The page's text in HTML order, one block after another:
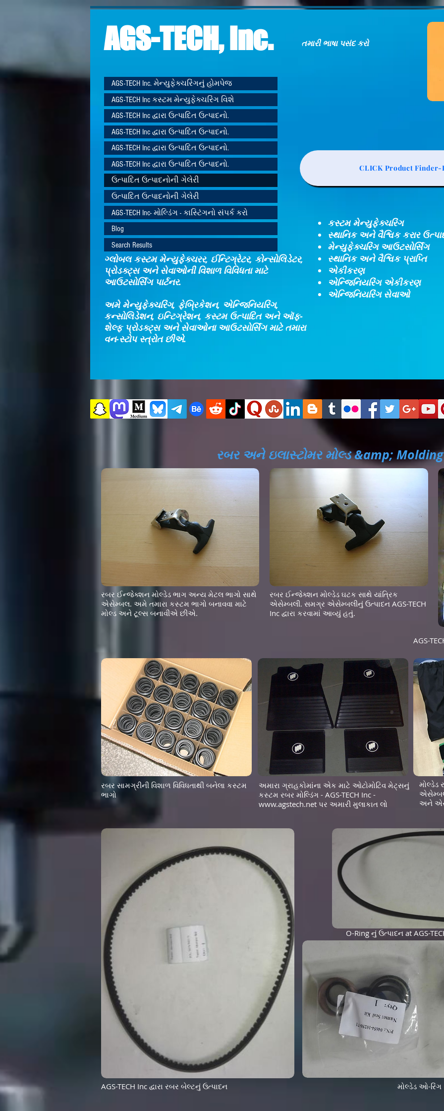
AGS-TECH, Inc.
AGS-TECH Inc. મેન્યુફેક્ચરિંગનું હોમપેજ
AGS-TECH Inc કસ્ટમ મેન્યુફેક્ચરિંગ વિશે
AGS-TECH Inc દ્વારા ઉત્પાદિત ઉત્પાદનો.
AGS-TECH Inc દ્વારા ઉત્પાદિત ઉત્પાદનો.
AGS-TECH Inc દ્વારા ઉત્પાદિત ઉત્પાદનો.
AGS-TECH Inc દ્વારા ઉત્પાદિત ઉત્પાદનો.
ઉત્પાદિત ઉત્પાદનોની ગેલેરી
ઉત્પાદિત ઉત્પાદનોની ગેલેરી
AGS-TECH Inc- મોલ્ડિંગ - કાસ્ટિંગનો સંપર્ક કરો
Blog
Search Results
ગ્લોબલ કસ્ટમ મેન્યુફેક્ચરર, ઈન્ટિગ્રેટર, કોન્સોલિડેટર,
પ્રોડક્ટ્સ અને સેવાઓની વિશાળ વિવિધતા માટે
આઉટસોર્સિંગ પાર્ટનર.
અમે મેન્યુફેક્ચરિંગ, ફેબ્રિકેશન, એન્જિનિયરિંગ,
કન્સોલિડેશન, ઇન્ટિગ્રેશન, કસ્ટમ ઉત્પાદિત અને ઑફ-
શેલ્ફ પ્રોડક્ટ્સ અને સેવાઓના આઉટસોર્સિંગ માટે તમારા
વન-સ્ટોપ સ્ત્રોત છીએ.
તમારી ભાષા પસંદ કરો
CLICK Product Finder-
કસ્ટમ મેન્યુફેક્ચરિંગ
સ્થાનિક અને વૈશ્વિક કરાર
મેન્યુફેક્ચરિંગ આઉટસોર્સિંગ
સ્થાનિક અને વૈશ્વિક પ્રાપ્તિ
એકીકરણ​
એન્જિનિયરિંગ એકીકરણ​
એન્જિનિયરિંગ સેવાઓ
રબર અને ઇલાસ્ટોમર મોલ્ડ &amp; Molding
રબર ઈન્જેક્શન મોલ્ડેડ ભાગ અન્ય મેટલ ભાગો સાથે
એસેમ્બલ. અમે તમારા કસ્ટમ ભાગો બનાવવા માટે
મોલ્ડ અને ટૂલ્સ બનાવીએ છીએ.
રબર ઈન્જેક્શન મોલ્ડેડ ઘટક સાથે યાંત્રિક
એસેમ્બલી. સમગ્ર એસેમ્બલીનું ઉત્પાદન AGS-TECH
Inc દ્વારા કરવામાં આવ્યું હતું.
AGS-
રબર સામગ્રીની વિશાળ વિવિધતાથી બનેલા કસ્ટમ
ભાગો
અમારા ગ્રાહકોમાંના એક માટે ઓટોમોટિવ મેટ્સનું
કસ્ટમ રબર મોલ્ડિંગ - AGS-TECH Inc -
www.agstech.net પર અમારી મુલાકાત લો
મોલ્ડેડ
એસેમ્બલ
અને
AGS-TECH Inc દ્વારા રબર બેલ્ટનું ઉત્પાદન
O-Ring નું ઉત્પાદન at AGS-
મોલ્ડેડ ઓ-રિંગ